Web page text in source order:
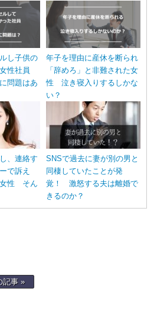
し子供の
性社員
問題はあ
年子を理由に産休を断られ
「辞めろ」と非難された女
性 泣き寝入りするしかな
い？
、連絡す
で訴え
女性 そん
SNSで過去に妻が別の男と
同棲していたことが発
覚！ 激怒する夫は離婚で
きるのか？
記事 »